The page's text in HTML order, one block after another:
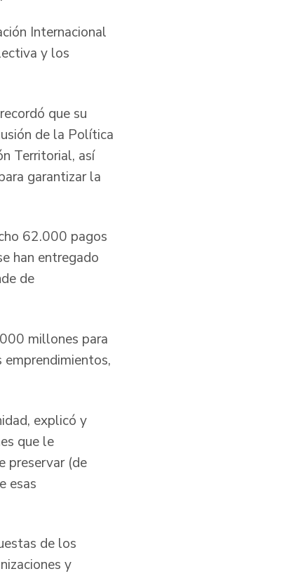
Internacional
y los
que su
de la Política
Territorial, así
garantizar la
62.000 pagos
han entregado
de
millones para
explicó y
que le
preservar (de
esas
de los
y